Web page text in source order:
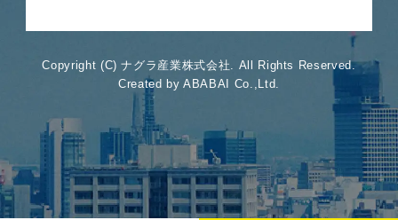
Copyright (C) ナグラ産業株式会社. All Rights Reserved.
Created by ABABAI Co.,Ltd.